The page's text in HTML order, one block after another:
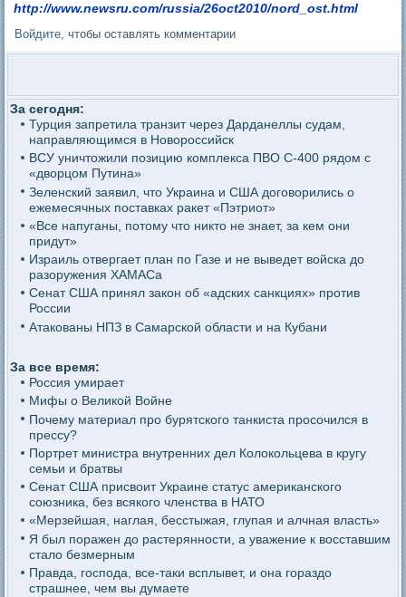
http://www.newsru.com/russia/26oct2010/nord_ost.html
Войдите, чтобы оставлять комментарии
За сегодня:
Турция запретила транзит через Дарданеллы судам,
направляющимся в Новороссийск
ВСУ уничтожили позицию комплекса ПВО С-400 рядом с
«дворцом Путина»
Зеленский заявил, что Украина и США договорились о
ежемесячных поставках ракет «Пэтриот»
«Все напуганы, потому что никто не знает, за кем они
придут»
Израиль отвергает план по Газе и не выведет войска до
разоружения ХАМАСа
Сенат США принял закон об «адских санкциях» против
России
Атакованы НПЗ в Самарской области и на Кубани
За все время:
Россия умирает
Мифы о Великой Войне
Почему материал про бурятского танкиста просочился в
прессу?
Портрет министра внутренних дел Колокольцева в кругу
семьи и братвы
Сенат США присвоит Украине статус американского
союзника, без всякого членства в НАТО
«Мерзейшая, наглая, бесстыжая, глупая и алчная власть»
Я был поражен до растерянности, а уважение к восставшим
стало безмерным
Правда, господа, все-таки всплывет, и она гораздо
страшнее, чем вы думаете